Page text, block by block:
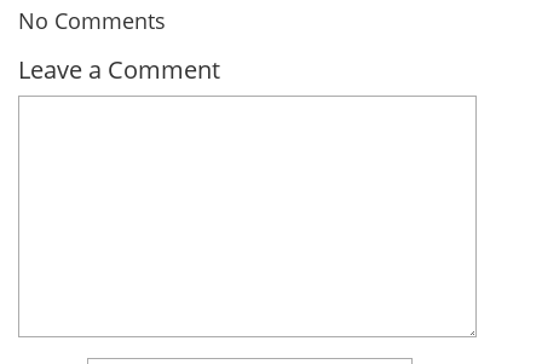
No Comments
Leave a Comment